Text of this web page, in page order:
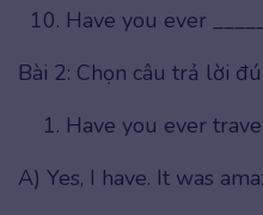
Have you ever
Bài 2: Chọn câu trả lời
Have you ever
A) Yes, I have. It was